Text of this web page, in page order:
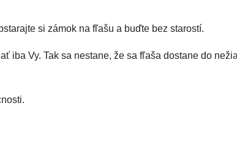
si zámok na fľašu a buďte bez starostí.
iba Vy. Tak sa nestane, že sa fľaša dostane do